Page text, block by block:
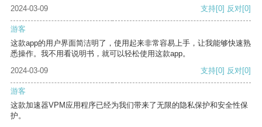
2024-03-09
支持[0] 反对[0]
游客
这款app的用户界面简洁明了，使用起来非常容易上手，让我能够快速熟
悉操作。我不用看说明书，就可以轻松使用这款app。
2024-03-09
支持[0] 反对[0]
游客
这款加速器VPM应用程序已经为我们带来了无限的隐私保护和安全性保
护。